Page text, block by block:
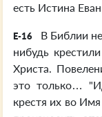
есть Истина
E-16
В Библии
нибудь
Христа.
это только…
крестя их во